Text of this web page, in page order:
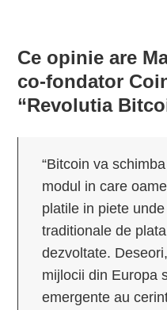
Ce opinie are
co-fondator
“Revolutia
“Bitcoin va
modul in care
platile in piete
traditionale de
dezvoltate.
mijlocii din Europa
emergente au